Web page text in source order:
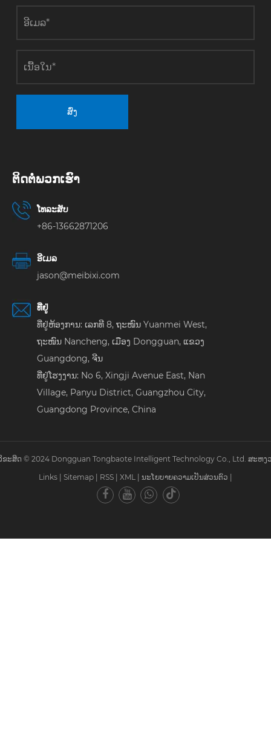
ສົ່ງ
ຕິດ​ຕໍ່​ພວກ​ເຮົາ
ໂທລະສັບ
+86-13662871206
ອີເມລ
jason@meibixi.com
ທີ່ຢູ່
ທີ່ຢູ່ຫ້ອງການ: ເລກທີ 8, ຖະໜົນ Yuanmei West,
ຖະໜົນ Nancheng, ເມືອງ Dongguan, ແຂວງ
Guangdong, ຈີນ
ທີ່ຢູ່ໂຮງງານ: No 6, Xingji Avenue East, Nan
Village, Panyu District, Guangzhou City,
Guangdong Province, China
ະສິດ © 2024 Dongguan Tongbaote Intelligent Technology Co., Ltd. ສະຫງ
Links | Sitemap | RSS | XML | ນະໂຍບາຍຄວາມເປັນສ່ວນຕົວ |